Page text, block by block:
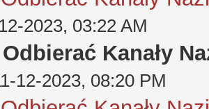
2023, 03:22 AM
Kanały
12-2023, 08:20 PM